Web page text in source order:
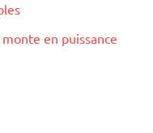
en puissance